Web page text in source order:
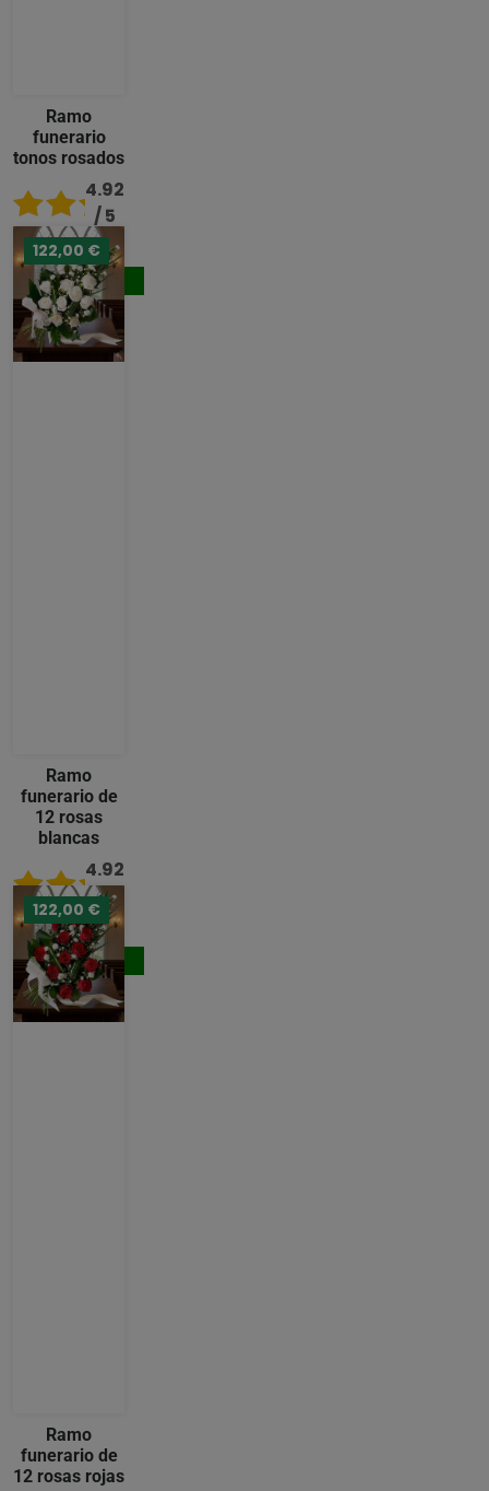
Ramo
funerario
tonos rosados
4.92
/ 5
96,00 €
Comprar
122,00 €
Ramo
funerario de
12 rosas
blancas
4.92
/ 5
122,00 €
Comprar
122,00 €
Ramo
funerario de
12 rosas rojas